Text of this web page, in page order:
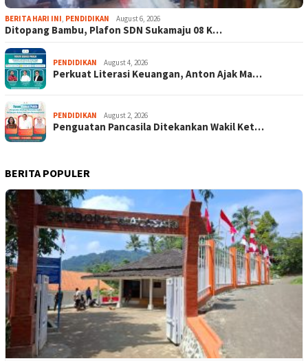
BERITA HARI INI, PENDIDIKAN August 6, 2026
Ditopang Bambu, Plafon SDN Sukamaju 08 K…
PENDIDIKAN August 4, 2026
Perkuat Literasi Keuangan, Anton Ajak Ma…
PENDIDIKAN August 2, 2026
Penguatan Pancasila Ditekankan Wakil Ket…
BERITA POPULER